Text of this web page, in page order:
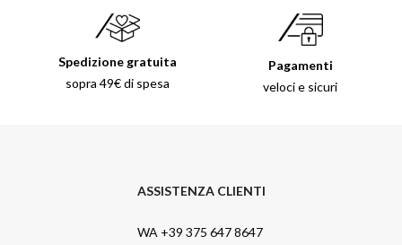
Spedizione gratuita
sopra 49€ di spesa
Pagamenti
veloci e sicuri
ASSISTENZA CLIENTI
WA +39 375 647 8647